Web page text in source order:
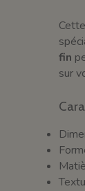
Cette
fin
sur